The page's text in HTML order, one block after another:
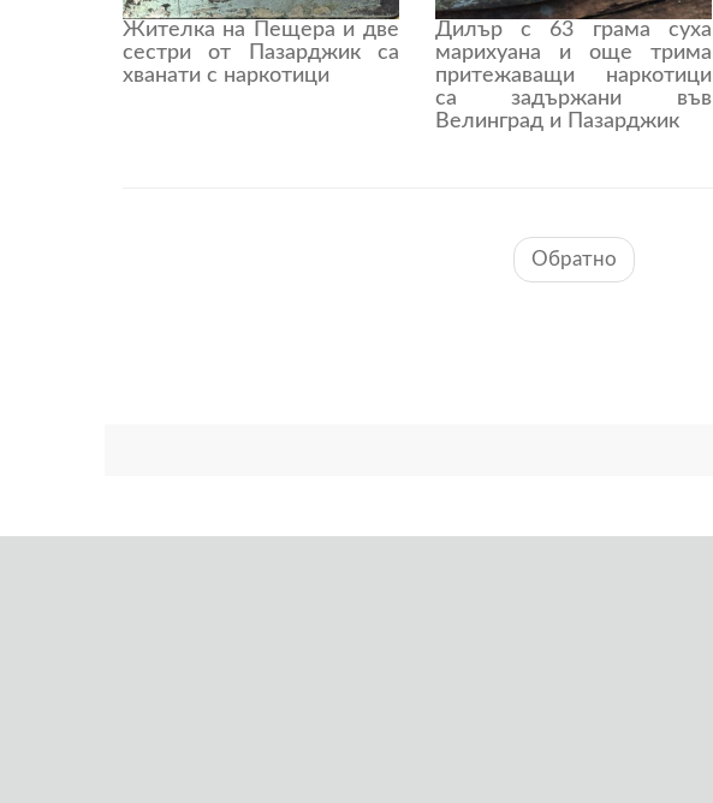
Жителка на Пещера и две
сестри от Пазарджик са
хванати с наркотици
Дилър с 63 грама суха
марихуана и още трима
притежаващи наркотици
са задържани във
Велинград и Пазарджик
Обратно